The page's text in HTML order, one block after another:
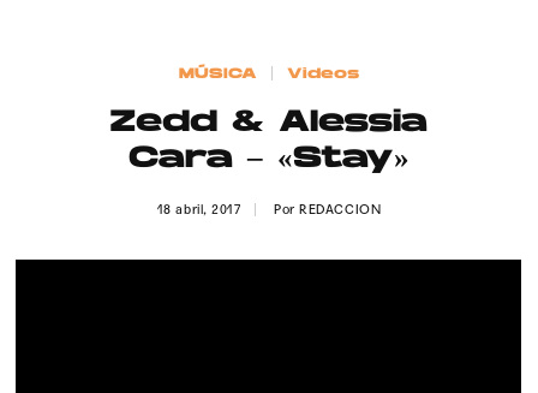
MÚSICA Videos
Zedd & Alessia
Cara – «Stay»
18 abril, 2017 PorREDACCION